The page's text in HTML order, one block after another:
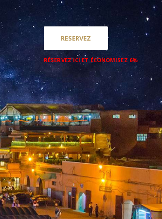
RESERVEZ
RÉSERVEZ ICI ET ÉCONOMISEZ 6%